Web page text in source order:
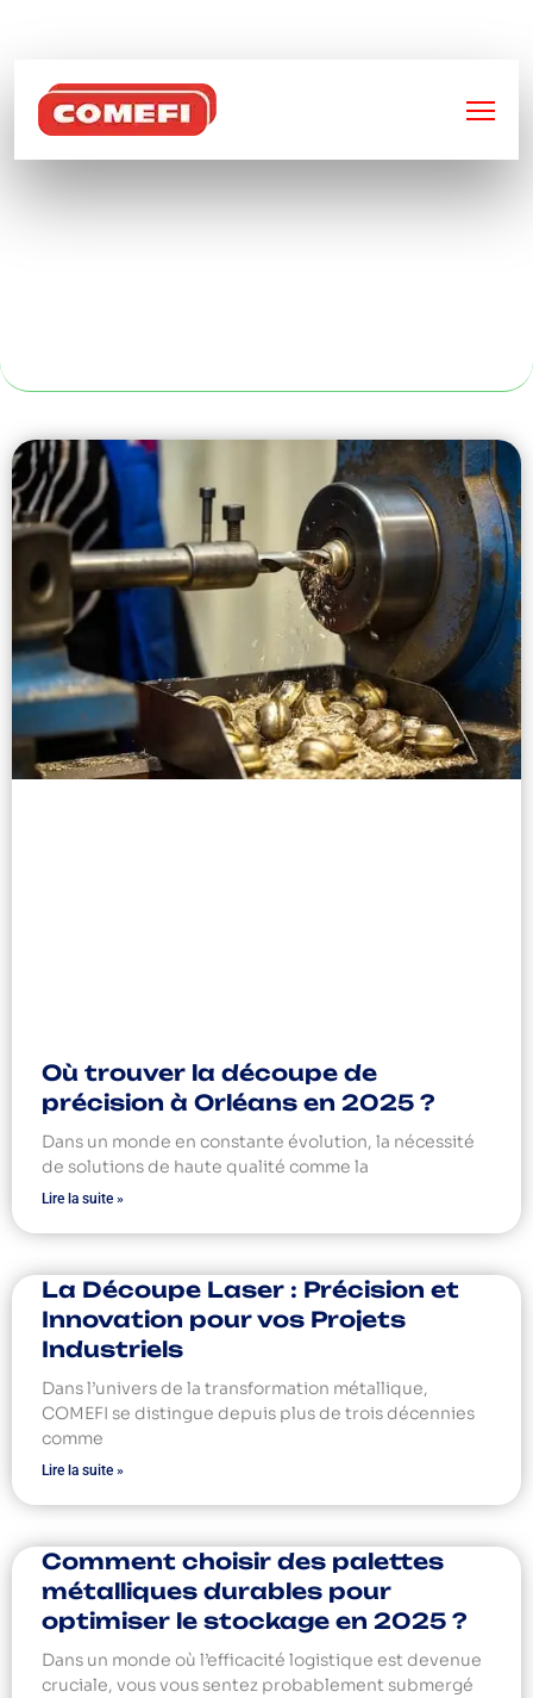
CONCEPTION
Où trouver la découpe de
précision à Orléans en 2025 ?
Dans un monde en constante évolution, la nécessité
de solutions de haute qualité comme la
Lire la suite »
La Découpe Laser : Précision et
Innovation pour vos Projets
Industriels
Dans l’univers de la transformation métallique,
COMEFI se distingue depuis plus de trois décennies
comme
Lire la suite »
Comment choisir des palettes
métalliques durables pour
optimiser le stockage en 2025 ?
Dans un monde où l’efficacité logistique est devenue
cruciale, vous vous sentez probablement submergé